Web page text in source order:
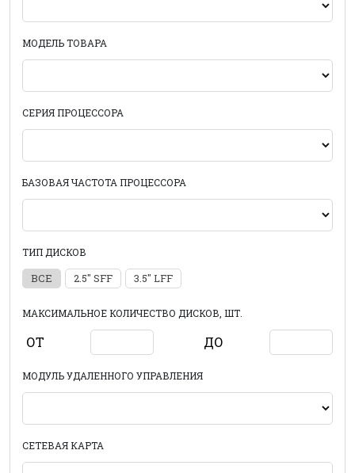
МОДЕЛЬ ТОВАРА
СЕРИЯ ПРОЦЕССОРА
БАЗОВАЯ ЧАСТОТА ПРОЦЕССОРА
ТИП ДИСКОВ
ВСЕ 2.5" SFF 3.5" LFF
МАКСИМАЛЬНОЕ КОЛИЧЕСТВО ДИСКОВ, ШТ.
ОТ ДО
МОДУЛЬ УДАЛЕННОГО УПРАВЛЕНИЯ
СЕТЕВАЯ КАРТА